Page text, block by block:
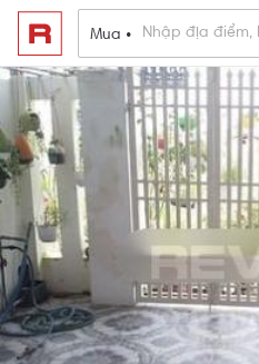
Mua •